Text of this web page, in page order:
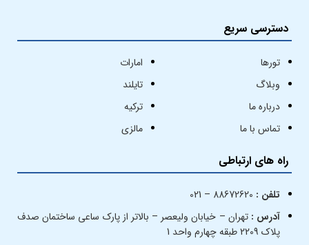
دسترسی سریع
تورها
وبلاگ
درباره ما
تماس با ما
امارات
تایلند
ترکیه
مالزی
راه های ارتباطی
تلفن :
آدرس : تهران – خیابان ولیعصر – بالاتر از پارک ساعی ساختمان صدف
پلاک 2209 طبقه چهارم واحد 1